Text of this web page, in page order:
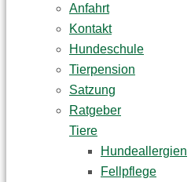
Anfahrt
Kontakt
Hundeschule
Tierpension
Satzung
Ratgeber
Tiere
Hundeallergien
Fellpflege